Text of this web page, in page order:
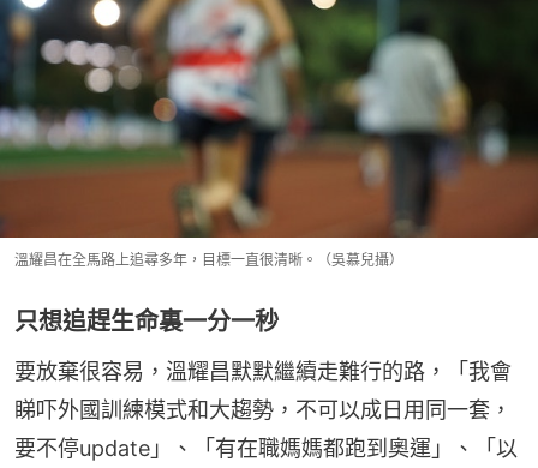
溫耀昌在全馬路上追尋多年，目標一直很清晰。（吳慕兒攝）
只想追趕生命裏一分一秒
要放棄很容易，溫耀昌默默繼續走難行的路，「我會
睇吓外國訓練模式和大趨勢，不可以成日用同一套，
要不停update」、「有在職媽媽都跑到奧運」、「以